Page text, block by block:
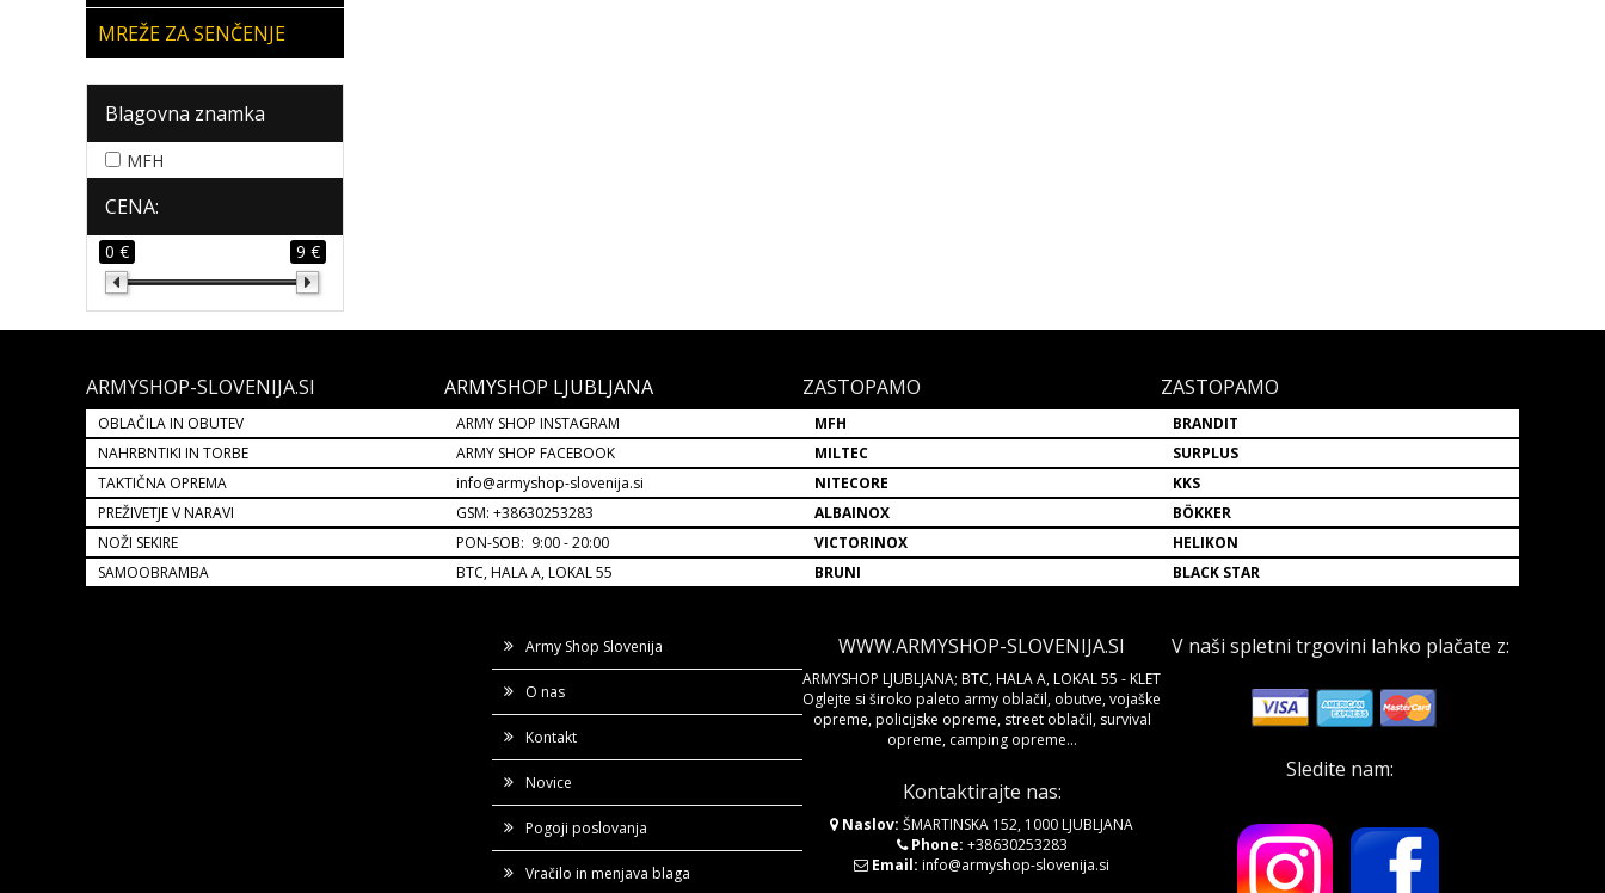
MREŽE ZA SENČENJE
Blagovna znamka
MFH
CENA:
0 € 9 €
ARMYSHOP-SLOVENIJA.SI
OBLAČILA IN OBUTEV
NAHRBNTIKI IN TORBE
TAKTIČNA OPREMA
PREŽIVETJE V NARAVI
NOŽI SEKIRE
SAMOOBRAMBA
ARMYSHOP LJUBLJANA
ARMY SHOP INSTAGRAM
ARMY SHOP FACEBOOK
info@armyshop-slovenija.si
GSM: +38630253283
PON-SOB: 9:00 - 20:00
BTC, HALA A, LOKAL 55
ZASTOPAMO
MFH
MILTEC
NITECORE
ALBAINOX
VICTORINOX
BRUNI
ZASTOPAMO
BRANDIT
SURPLUS
KKS
BÖKKER
HELIKON
BLACK STAR
Army Shop Slovenija
O nas
Kontakt
Novice
Pogoji poslovanja
Vračilo in menjava blaga
WWW.ARMYSHOP-SLOVENIJA.SI
ARMYSHOP LJUBLJANA; BTC, HALA A, LOKAL 55 - KLET
Oglejte si široko paleto army oblačil, obutve, vojaške
opreme, policijske opreme, street oblačil, survival
opreme, camping opreme...
Kontaktirajte nas:
Naslov: ŠMARTINSKA 152, 1000 LJUBLJANA
Phone: +38630253283
Email: info@armyshop-slovenija.si
V naši spletni trgovini lahko plačate z:
Sledite nam: